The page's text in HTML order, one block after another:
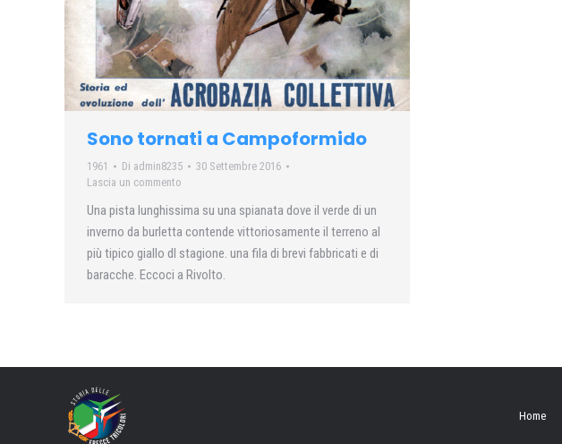
Sono tornati a Campoformido
1961 Di admin8235
30 Settembre 2016
Lascia un commento
Una pista lunghissima su una spianata dove il verde di un
inverno da burletta contende vittoriosamente il terreno al
più tipico giallo dl stagione. una fila di brevi fabbricati e di
baracche. Eccoci a Rivolto.
Home